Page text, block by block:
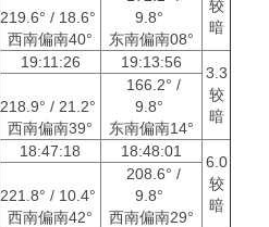
较
暗
219.6° / 18.6°
西南偏南40°
9.8°
东南偏南08°
19:11:26 19:13:56
3.3
较
暗
218.9° / 21.2°
西南偏南39°
166.2° /
9.8°
东南偏南14°
18:47:18 18:48:01
6.0
较
暗
221.8° / 10.4°
西南偏南42°
208.6° /
9.8°
西南偏南29°